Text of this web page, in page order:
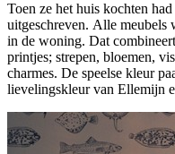
Toen ze het huis kochten
uitgeschreven. Alle meubels
in de woning. Dat
printjes; strepen, bloemen,
charmes. De speelse kleur
lievelingskleur van Ellemijn